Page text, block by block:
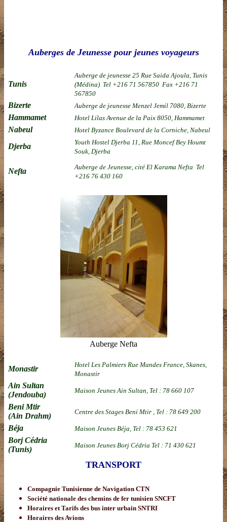
Auberges de Jeunesse pour jeunes voyageurs
Tunis
Auberge de jeunesse 25 Rue Saida Ajoula, Tunis
(Médina) Tel +216 71 567850 Fax +216 71
567850
Bizerte Auberge de jeunesse Menzel Jemil 7080, Bizerte
Hammamet Hotel Lilas Avenue de la Paix 8050, Hammamet
Nabeul Hotel Byzance Boulevard de la Corniche, Nabeul
Djerba
Youth Hostel Djerba 11, Rue Moncef Bey Houmt
Souk, Djerba
Nefta Auberge de Jeunesse, cité El Karama Nefta Tel
+216 76 430 160
Auberge Nefta
Monastir
Hotel Les Palmiers Rue Mandes France, Skanes,
Monastir
Ain Sultan
(Jendouba)
Maison Jeunes Ain Sultan, Tel : 78 660 107
Beni Mtir
(Ain Drahm)
Centre des Stages Beni Mtir , Tel : 78 649 200
Béja Maison Jeunes Béja, Tel : 78 453 621
Borj Cédria
(Tunis)
Maison Jeunes Borj Cédria Tel : 71 430 621
TRANSPORT
Compagnie Tunisienne de Navigation CTN
Société nationale des chemins de fer tunisien SNCFT
Horaires et Tarifs des bus inter urbain SNTRI
Horaires des Avions